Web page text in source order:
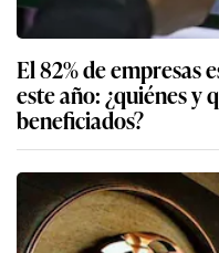
El 82% de empresas
este año: ¿quiénes y
beneficiados?